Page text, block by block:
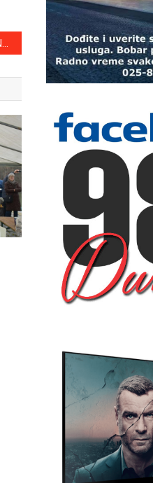
APATINSKI KK “PARTIZAN” NA TAKMIČENJIMA ŠIROM ZEMLJE